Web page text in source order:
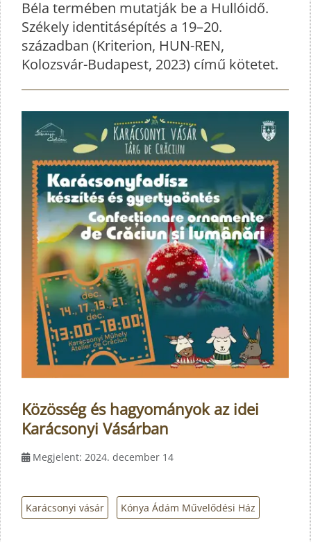
Béla termében mutatják be a Hullóidő.
Székely identitásépítés a 19–20.
században (Kriterion, HUN-REN,
Kolozsvár-Budapest, 2023) című kötetet.
Közösség és hagyományok az idei
Karácsonyi Vásárban
Megjelent: 2024. december 14
Karácsonyi vásár Kónya Ádám Művelődési Ház